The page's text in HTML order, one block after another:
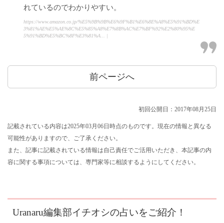
れているのでわかりやすい。
https://www.amazon.co.jp/%E5%9B%9B%E6%9F%B1%E6%8E%A8%E5%91%BD%E
3%81%AE%E5%AE%8C%E5%85%A8%E7%8B%AC%E7%BF%92%E2%80%95%E
5%91%BD%E5%BC%8F%E3%81%A... |
前ページへ
初回公開日：2017年08月25日
記載されている内容は2025年03月06日時点のものです。現在の情報と異なる
可能性がありますので、ご了承ください。
また、記事に記載されている情報は自己責任でご活用いただき、本記事の内
容に関する事項については、専門家等に相談するようにしてください。
Uranaru編集部イチオシの占いをご紹介！